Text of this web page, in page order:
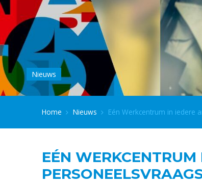
Nieuws
Home Nieuws Eén Werkcentrum in iedere
EÉN